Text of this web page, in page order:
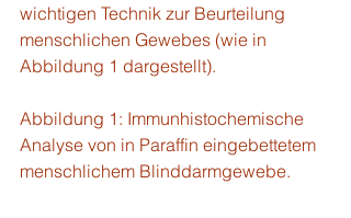
wichtigen Technik zur Beurteilung
menschlichen Gewebes (wie in
Abbildung 1 dargestellt).
Abbildung 1: Immunhistochemische
Analyse von in Paraffin eingebettetem
menschlichem Blinddarmgewebe.